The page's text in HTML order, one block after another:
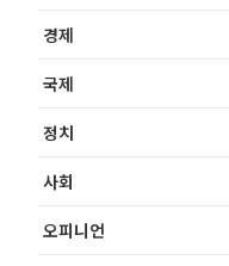
경제
국제
정치
사회
오피니언